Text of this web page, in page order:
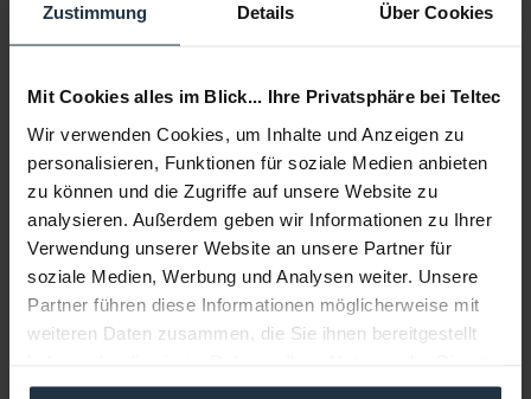
Zustimmung Details Über Cookies
Mit Cookies alles im Blick... Ihre Privatsphäre bei Teltec
Wir verwenden Cookies, um Inhalte und Anzeigen zu
personalisieren, Funktionen für soziale Medien anbieten
zu können und die Zugriffe auf unsere Website zu
analysieren. Außerdem geben wir Informationen zu Ihrer
Verwendung unserer Website an unsere Partner für
soziale Medien, Werbung und Analysen weiter. Unsere
Partner führen diese Informationen möglicherweise mit
weiteren Daten zusammen, die Sie ihnen bereitgestellt
gesammelt haben.
Weitere Artikel von smallHD ansehen
smallHD Indie 7
7" FullHD IPS LCD-Touchscreen Monitor, 1000 nits,...
-15%